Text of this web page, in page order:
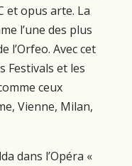
et opus arte. La
l’une des plus
l’Orfeo. Avec cet
Festivals et les
ceux
Vienne, Milan,
dans l’Opéra «